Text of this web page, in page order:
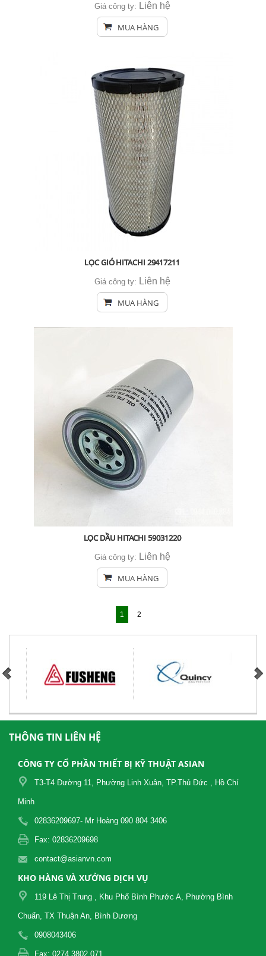
Giá công ty: Liên hệ
MUA HÀNG
LỌC GIÓ HITACHI 29417211
Giá công ty: Liên hệ
MUA HÀNG
LỌC DẦU HITACHI 59031220
Giá công ty: Liên hệ
MUA HÀNG
1 2
THÔNG TIN LIÊN HỆ
CÔNG TY CỔ PHẦN THIẾT BỊ KỸ THUẬT ASIAN
T3-T4 Đường 11, Phường Linh Xuân, TP.Thủ Đức , Hồ Chí
Minh
02836209697- Mr Hoàng 090 804 3406
Fax: 02836209698
contact@asianvn.com
KHO HÀNG VÀ XƯỞNG DỊCH VỤ
119 Lê Thị Trung , Khu Phố Bình Phước A, Phường Bình
Chuẩn, TX Thuận An, Bình Dương
0908043406
Fax: 0274 3802 071